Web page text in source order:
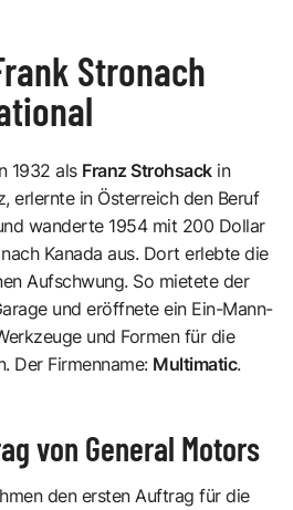
Stronach
1932 als Franz Strohsack in
erlernte in Österreich den Beruf
wanderte 1954 mit 200 Dollar
Kanada aus. Dort erlebte die
Aufschwung. So mietete der
und eröffnete ein Ein-Mann-
und Formen für die
Der Firmenname: Multimatic.
von General Motors
den ersten Auftrag für die